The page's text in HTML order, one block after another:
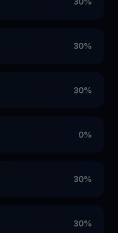
30%
30%
0%
30%
30%